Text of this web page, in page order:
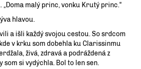
„Doma malý princ, vonku Krutý princ."
hlavou.
a išli každý svojou cestou. So srdcom
v krku som dobehla ku Clarissinmu
živá, zdravá a podráždená z
som si vydýchla. Bol to len sen.